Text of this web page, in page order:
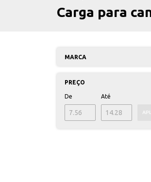
Carga para
MARCA
PREÇO
De Até